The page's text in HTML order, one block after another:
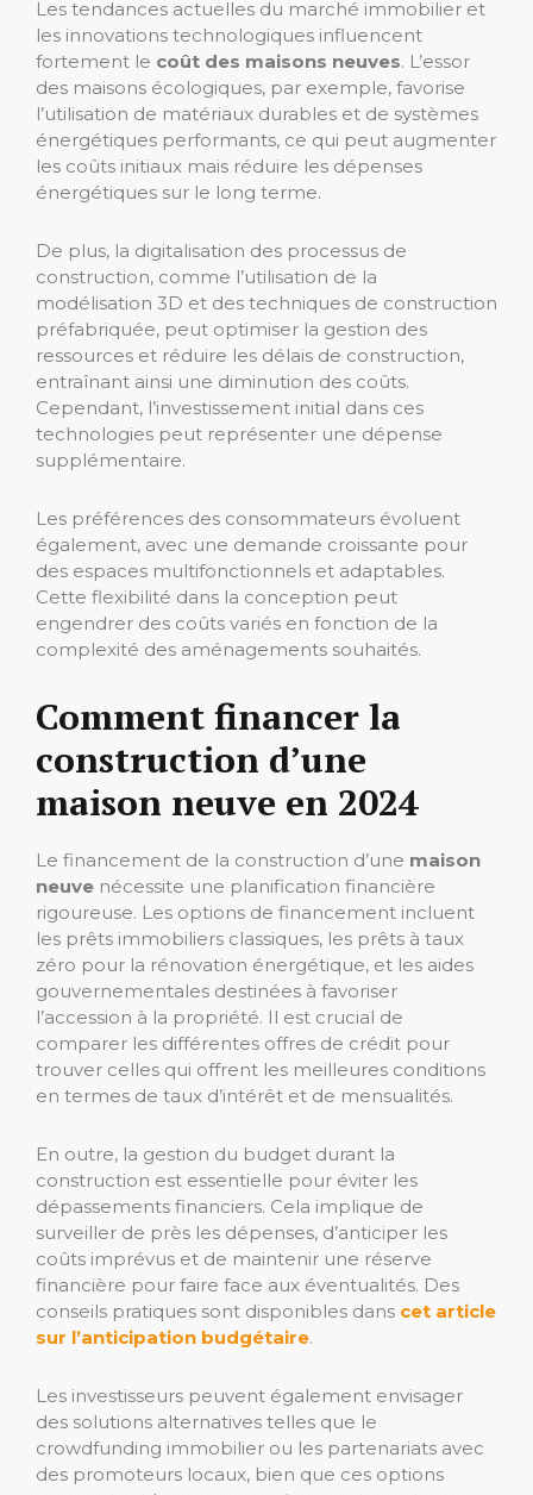
Les tendances actuelles du marché immobilier et
les innovations technologiques influencent
fortement le coût des maisons neuves. L’essor
des maisons écologiques, par exemple, favorise
l’utilisation de matériaux durables et de systèmes
énergétiques performants, ce qui peut augmenter
les coûts initiaux mais réduire les dépenses
énergétiques sur le long terme.
De plus, la digitalisation des processus de
construction, comme l’utilisation de la
modélisation 3D et des techniques de construction
préfabriquée, peut optimiser la gestion des
ressources et réduire les délais de construction,
entraînant ainsi une diminution des coûts.
Cependant, l’investissement initial dans ces
technologies peut représenter une dépense
supplémentaire.
Les préférences des consommateurs évoluent
également, avec une demande croissante pour
des espaces multifonctionnels et adaptables.
Cette flexibilité dans la conception peut
engendrer des coûts variés en fonction de la
complexité des aménagements souhaités.
Comment financer la
construction d’une
maison neuve en 2024
Le financement de la construction d’une maison
neuve nécessite une planification financière
rigoureuse. Les options de financement incluent
les prêts immobiliers classiques, les prêts à taux
zéro pour la rénovation énergétique, et les aides
gouvernementales destinées à favoriser
l’accession à la propriété. Il est crucial de
comparer les différentes offres de crédit pour
trouver celles qui offrent les meilleures conditions
en termes de taux d’intérêt et de mensualités.
En outre, la gestion du budget durant la
construction est essentielle pour éviter les
dépassements financiers. Cela implique de
surveiller de près les dépenses, d’anticiper les
coûts imprévus et de maintenir une réserve
financière pour faire face aux éventualités. Des
conseils pratiques sont disponibles dans cet article
sur l’anticipation budgétaire.
Les investisseurs peuvent également envisager
des solutions alternatives telles que le
crowdfunding immobilier ou les partenariats avec
des promoteurs locaux, bien que ces options